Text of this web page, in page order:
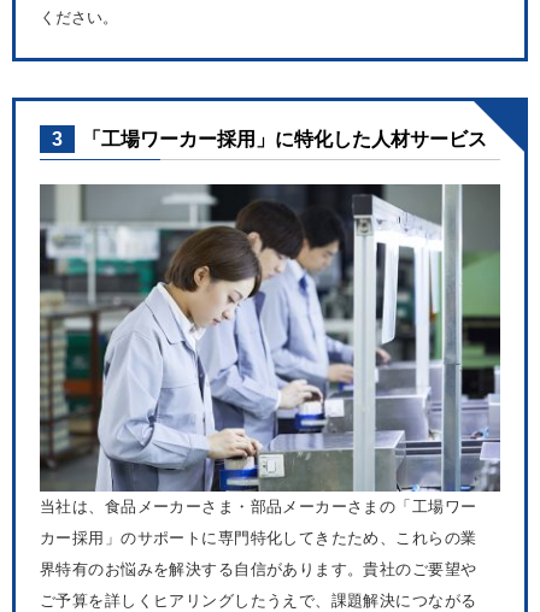
ください。
3 「工場ワーカー採用」に特化した人材サービス
当社は、食品メーカーさま・部品メーカーさまの「工場ワー
カー採用」のサポートに専門特化してきたため、これらの業
界特有のお悩みを解決する自信があります。貴社のご要望や
ご予算を詳しくヒアリングしたうえで、課題解決につながる